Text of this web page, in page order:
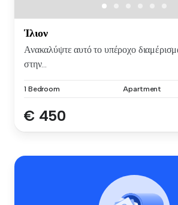
Ίλιον
Ανακαλύψτε αυτό το υπέροχο
στην...
1 Bedroom Apartment
€ 450